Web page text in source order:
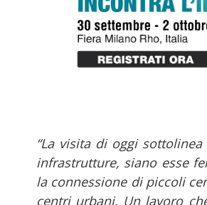
“La visita di oggi
infrastrutture, siano esse
la connessione di piccoli
centri urbani. Un lavoro